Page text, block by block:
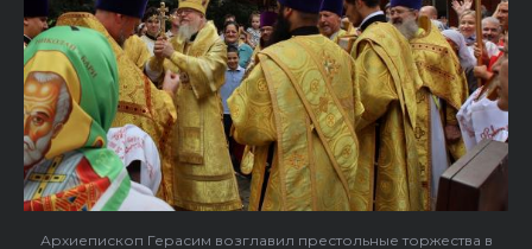
Архиепископ Герасим возглавил престольные торжества в